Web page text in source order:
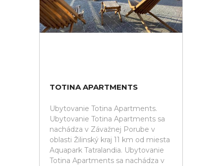
TOTINA APARTMENTS
Ubytovanie Totina Apartments.
Ubytovanie Totina Apartments sa
nachádza v Závažnej Porube v
oblasti Žilinský kraj 11 km od miesta
Aquapark Tatralandia. Ubytovanie
Totina Apartments sa nachádza v